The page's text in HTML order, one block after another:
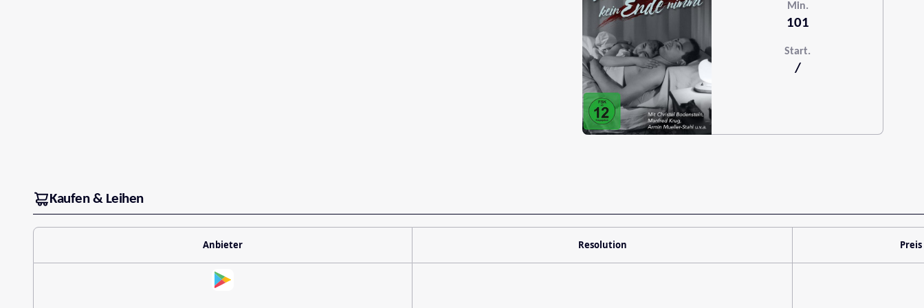
Min.
101
Start.
/
Kaufen & Leihen
Anbieter Resolution Preis